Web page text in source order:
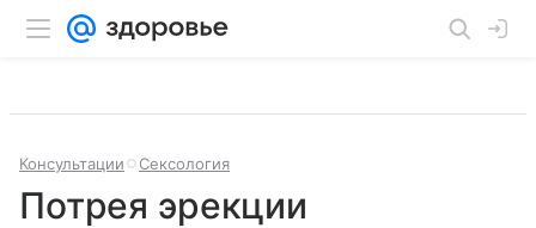
Консультации Сексология
Потрея эрекции